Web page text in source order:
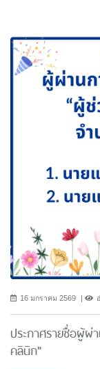
16 มกราคม 2569
ประกาศรายชื่อผู้ผ่
คลินิก"